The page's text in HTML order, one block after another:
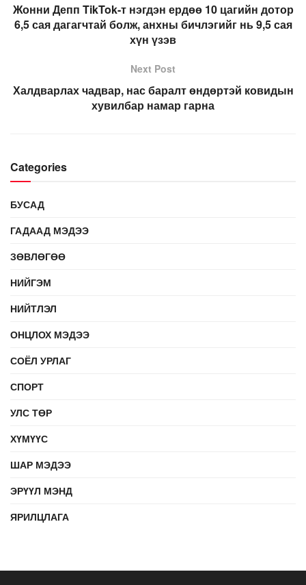
Жонни Депп TikTok-т нэгдэн ердөө 10 цагийн дотор
6,5 сая дагагчтай болж, анхны бичлэгийг нь 9,5 сая
хүн үзэв
Next Post
Халдварлах чадвар, нас баралт өндөртэй ковидын
хувилбар намар гарна
Categories
БУСАД
ГАДААД МЭДЭЭ
ЗӨВЛӨГӨӨ
НИЙГЭМ
НИЙТЛЭЛ
ОНЦЛОХ МЭДЭЭ
СОЁЛ УРЛАГ
СПОРТ
УЛС ТӨР
ХҮМҮҮС
ШАР МЭДЭЭ
ЭРҮҮЛ МЭНД
ЯРИЛЦЛАГА